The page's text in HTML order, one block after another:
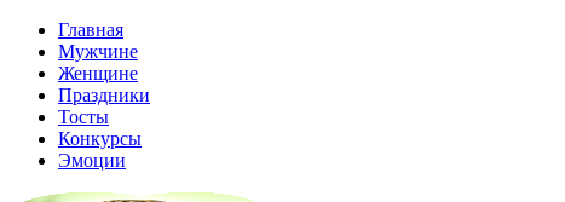
Главная
Мужчине
Женщине
Праздники
Тосты
Конкурсы
Эмоции